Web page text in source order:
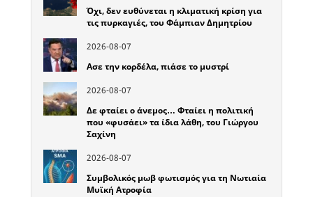
Όχι, δεν ευθύνεται η κλιματική κρίση για
τις πυρκαγιές, του Φάμπιαν Δημητρίου
2026-08-07
Ασε την κορδέλα, πιάσε το μυστρί
2026-08-07
Δε φταίει ο άνεμος… Φταίει η πολιτική
που «φυσάει» τα ίδια λάθη, του Γιώργου
Σαχίνη
2026-08-07
Συμβολικός μωβ φωτισμός για τη Νωτιαία
Μυϊκή Ατροφία